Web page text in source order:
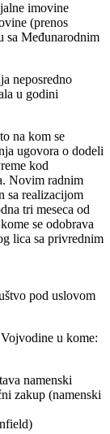
imovine
(prenos
sa Međunarodnim
neposredno
u godini
na kom se
ugovora o dodeli
kod
Novim radnim
sa realizacijom
tri meseca od
se odobrava
lica sa privrednim
pod uslovom
u kome:
namenski
zakup (namenski